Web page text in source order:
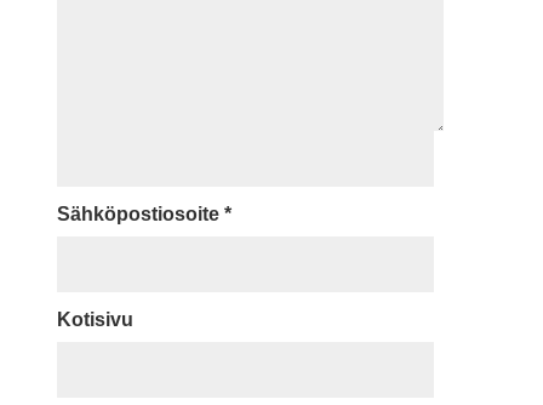
Sähköpostiosoite *
Kotisivu